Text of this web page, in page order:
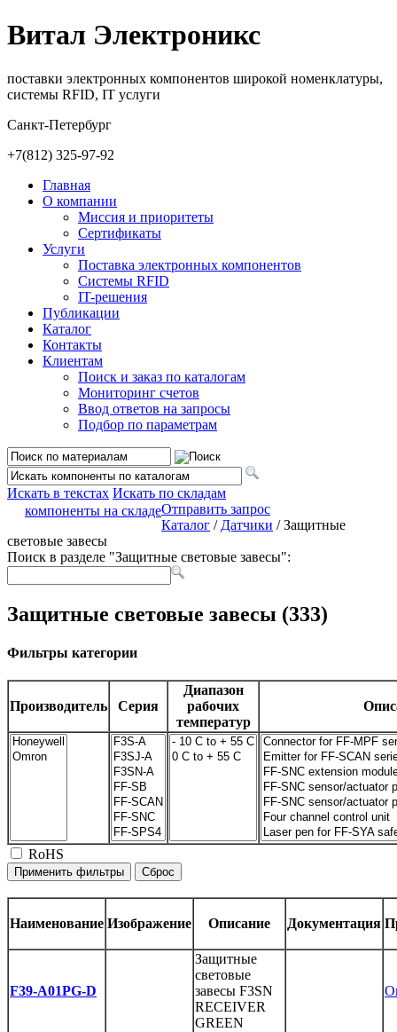
Витал Электроникс
поставки электронных компонентов широкой номенклатуры,
системы RFID, IT услуги
Санкт-Петербург
+7(812) 325-97-92
Главная
О компании
Миссия и приоритеты
Сертификаты
Услуги
Поставка электронных компонентов
Cистемы RFID
IT-решения
Публикации
Каталог
Контакты
Клиентам
Поиск и заказ по каталогам
Мониторинг счетов
Ввод ответов на запросы
Подбор по параметрам
Искать в текстах Искать по складам
компоненты на складеОтправить запрос
Каталог / Датчики / Защитные
световые завесы
Поиск в разделе "Защитные световые завесы":
Защитные световые завесы (333)
Фильтры категории
Производитель Серия
Диапазон
рабочих
температур
RoHS
Наименование Изображение Описание Документация
F39-A01PG-D
Защитные
световые
завесы F3SN
RECEIVER
GREEN